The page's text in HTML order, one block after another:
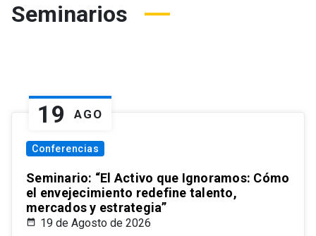
Seminarios
19 AGO
Conferencias
Seminario: “El Activo que Ignoramos: Cómo
el envejecimiento redefine talento,
mercados y estrategia”
19 de Agosto de 2026